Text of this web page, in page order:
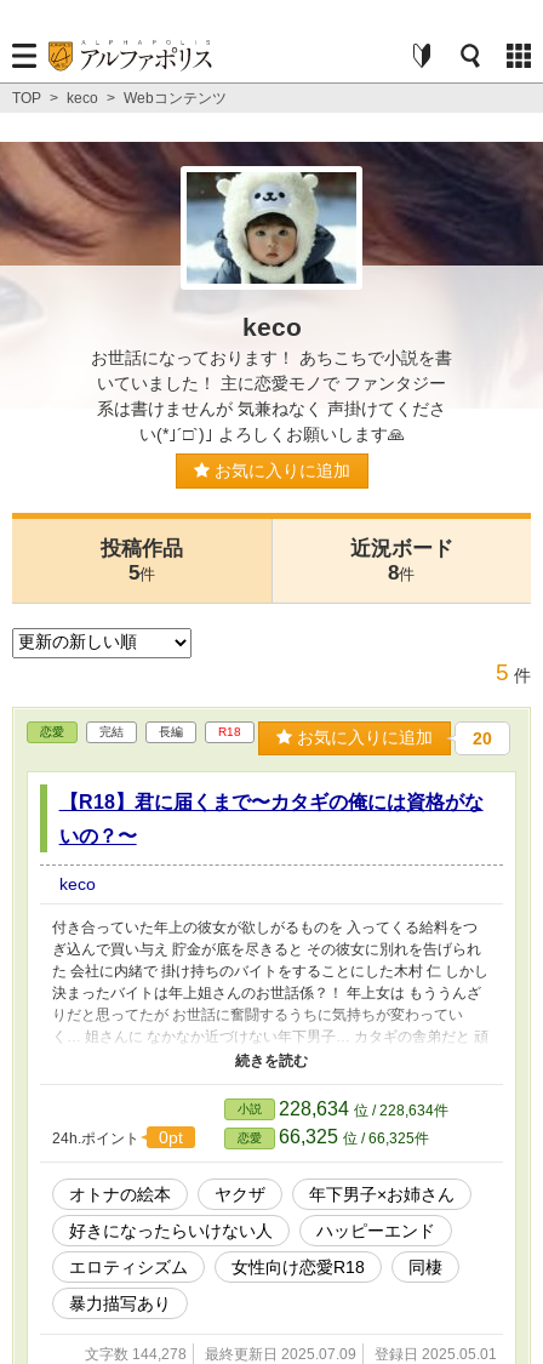
TOP > keco > Webコンテンツ
keco
お世話になっております！ あちこちで小説を書
いていました！ 主に恋愛モノで ファンタジー
系は書けませんが 気兼ねなく 声掛けてくださ
い(*｣´□`)｣ よろしくお願いします🙏
お気に入りに追加
投稿作品
5件
近況ボード
8件
5 件
恋愛 完結 長編 R18 お気に入りに追加 20
【R18】君に届くまで〜カタギの俺には資格がな
いの？〜
keco
付き合っていた年上の彼女が欲しがるものを 入ってくる給料をつ
ぎ込んで買い与え 貯金が底を尽きると その彼女に別れを告げられ
た 会社に内緒で 掛け持ちのバイトをすることにした木村 仁 しかし
決まったバイトは年上姐さんのお世話係？！ 年上女は もううんざ
りだと思ってたが お世話に奮闘するうちに気持ちが変わってい
く… 姐さんに なかなか近づけない年下男子… カタギの舎弟だと 頑
なに距離を置こうとする年上姐さん… この2人、どうなるん？ 色ん
さればわかります♡ このお話はフィクションです！
24h.ポイント 0pt
小説 228,634 位 / 228,634件
恋愛 66,325 位 / 66,325件
オトナの絵本 ヤクザ
年下男子×お姉さん
好きになったらいけない人
ハッピーエンド
エロティシズム
女性向け恋愛R18
同棲
暴力描写あり
文字数 144,278 最終更新日 2025.07.09 登録日 2025.05.01